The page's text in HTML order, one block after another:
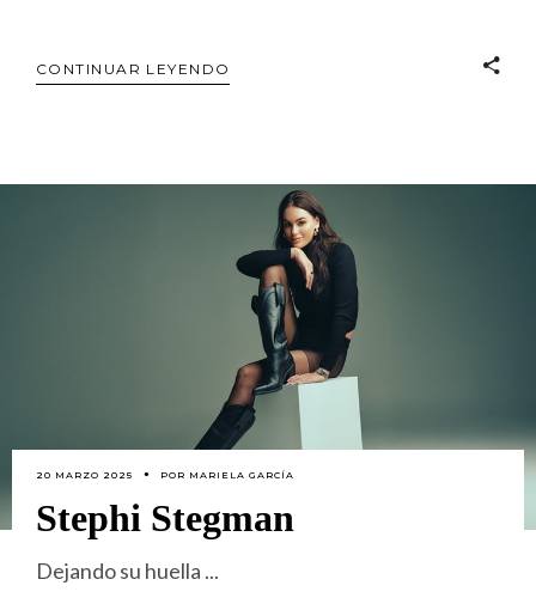
CONTINUAR LEYENDO
20 MARZO 2025 POR MARIELA GARCÍA
Stephi Stegman
Dejando su huella